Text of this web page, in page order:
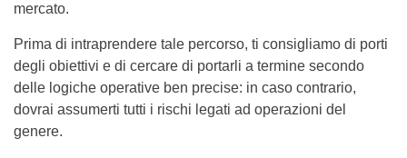
mercato.
Prima di intraprendere tale percorso, ti consigliamo di porti
degli obiettivi e di cercare di portarli a termine secondo
delle logiche operative ben precise: in caso contrario,
dovrai assumerti tutti i rischi legati ad operazioni del
genere.